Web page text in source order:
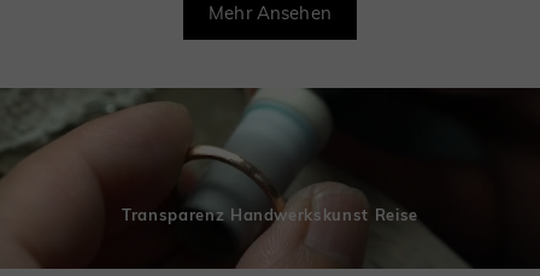
Mehr Ansehen
Transparenz Handwerkskunst Reise